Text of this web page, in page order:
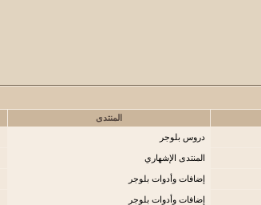
المنتدى
دروس بلوجر
المنتدى الإشهاري
إضافات وأدوات بلوجر
إضافات وأدوات بلوجر